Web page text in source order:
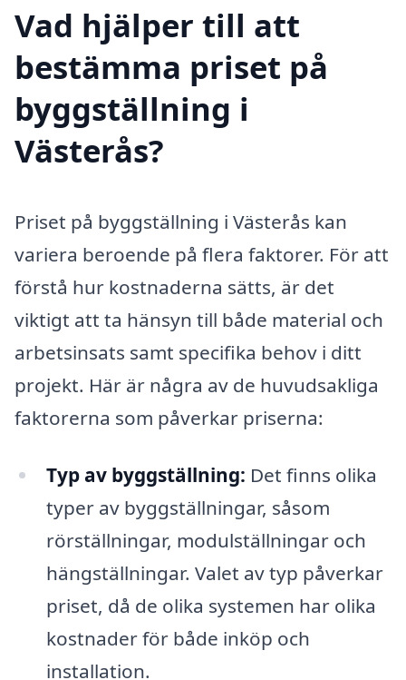
Vad hjälper till att
bestämma priset på
byggställning i
Västerås?
Priset på byggställning i Västerås kan
variera beroende på flera faktorer. För att
förstå hur kostnaderna sätts, är det
viktigt att ta hänsyn till både material och
arbetsinsats samt specifika behov i ditt
projekt. Här är några av de huvudsakliga
faktorerna som påverkar priserna:
Typ av byggställning: Det finns olika
typer av byggställningar, såsom
rörställningar, modulställningar och
hängställningar. Valet av typ påverkar
priset, då de olika systemen har olika
kostnader för både inköp och
installation.